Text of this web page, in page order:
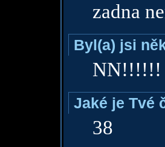
zadna
Byl(a) jsi
NN!!!!!!
Jaké je Tvé
38